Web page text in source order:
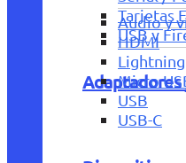
Tarjetas
USB y
Audio y
HDMI
Lightning
Micro
USB
USB-C